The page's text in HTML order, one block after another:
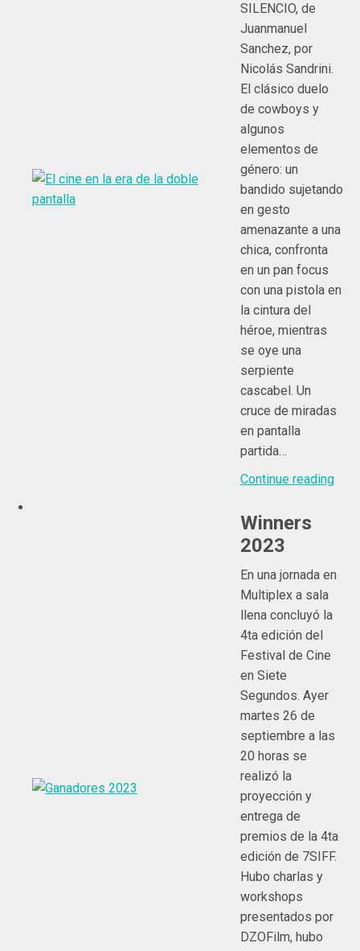
SILENCIO, de
Juanmanuel
Sanchez, por
Nicolás Sandrini.
El clásico duelo
de cowboys y
algunos
elementos de
género: un
bandido sujetando
en gesto
amenazante a una
chica, confronta
en un pan focus
con una pistola en
la cintura del
héroe, mientras
se oye una
serpiente
cascabel. Un
cruce de miradas
en pantalla
partida…
Continue reading
Winners
2023
En una jornada en
Multiplex a sala
llena concluyó la
4ta edición del
Festival de Cine
en Siete
Segundos. Ayer
martes 26 de
septiembre a las
20 horas se
realizó la
proyección y
entrega de
premios de la 4ta
edición de 7SIFF.
Hubo charlas y
workshops
presentados por
DZOFilm, hubo